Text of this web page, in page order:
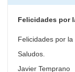
Felicidades por
Felicidades por
Saludos.
Javier Temprano